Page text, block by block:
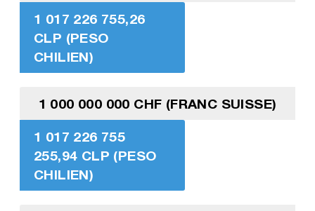
1 017 226 755,26
CLP (PESO
CHILIEN)
1 000 000 000 CHF (FRANC SUISSE)
1 017 226 755
255,94 CLP (PESO
CHILIEN)